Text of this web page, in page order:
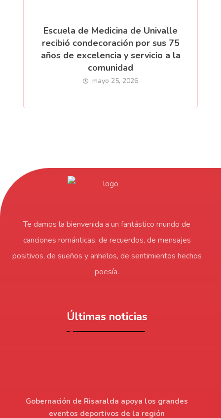
Escuela de Medicina de Univalle
recibió condecoración por sus 75
años de excelencia y servicio a la
comunidad
mayo 25, 2026
Te damos la bienvenida a un fantástico mundo de
canciones románticas, de recuerdos, de mensajes
positivos, de sueños y anhelos, de sentimientos hechos
poesía.
Últimas noticias
Gobernación de Risaralda apoya los grandes
eventos deportivos de la región